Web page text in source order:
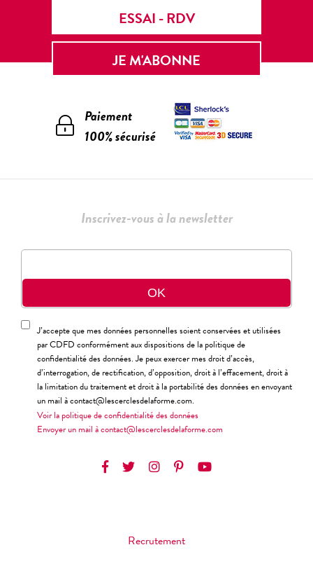
ESSAI - RDV
JE M'ABONNE
Paiement
100% sécurisé
Inscrivez-vous à la newsletter
J’accepte que mes données personnelles soient conservées et utilisées
par CDFD conformément aux dispositions de la politique de
confidentialité des données. Je peux exercer mes droit d’accès,
d’interrogation, de rectification, d’opposition, droit à l’effacement, droit à
la limitation du traitement et droit à la portabilité des données en envoyant
un mail à contact@lescerclesdelaforme.com.
Voir la politique de confidentialité des données
Envoyer un mail à contact@lescerclesdelaforme.com
Recrutement